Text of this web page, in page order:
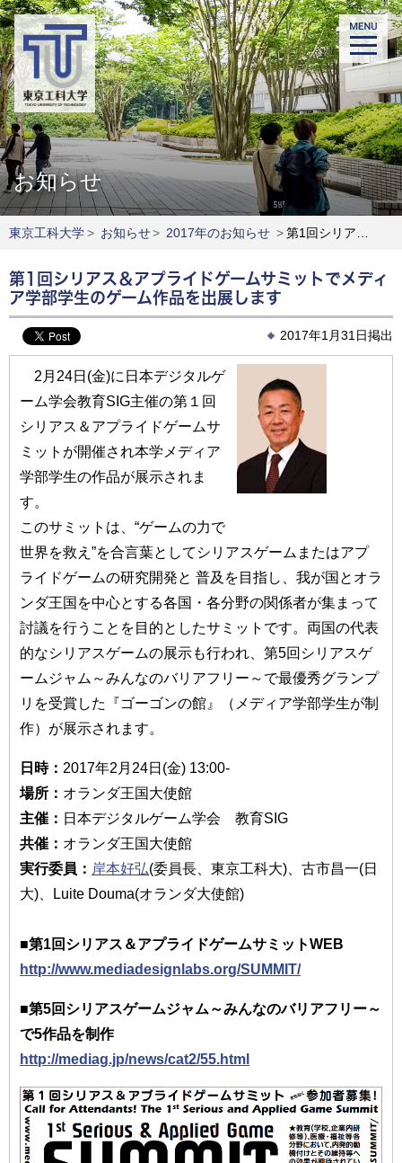
お知らせ
東京工科大学> お知らせ> 2017年のお知らせ >第1回シリアス＆アプライドゲームサミットでメディア学部学生のゲーム作品を出展します
第1回シリアス＆アプライドゲームサミットでメディ
ア学部学生のゲーム作品を出展します
2017年1月31日掲出
2月24日(金)に日本デジタルゲ
ーム学会教育SIG主催の第１回
シリアス＆アプライドゲームサ
ミットが開催され本学メディア
学部学生の作品が展示されま
す。
このサミットは、“ゲームの力で
世界を救え”を合言葉としてシリアスゲームまたはアプ
ライドゲームの研究開発と 普及を目指し、我が国とオラ
ンダ王国を中心とする各国・各分野の関係者が集まって
討議を行うことを目的としたサミットです。両国の代表
的なシリアスゲームの展示も行われ、第5回シリアスゲ
ームジャム～みんなのバリアフリー～で最優秀グランプ
リを受賞した『ゴーゴンの館』（メディア学部学生が制
作）が展示されます。
日時： 2017年2月24日(金) 13:00-
場所： オランダ王国大使館
主催： 日本デジタルゲーム学会 教育SIG
共催： オランダ王国大使館
実行委員： 岸本好弘(委員長、東京工科大)、古市昌一(日
大)、Luite Douma(オランダ大使館)
■第1回シリアス＆アプライドゲームサミットWEB
http://www.mediadesignlabs.org/SUMMIT/
■第5回シリアスゲームジャム～みんなのバリアフリー～
で5作品を制作
http://mediag.jp/news/cat2/55.html